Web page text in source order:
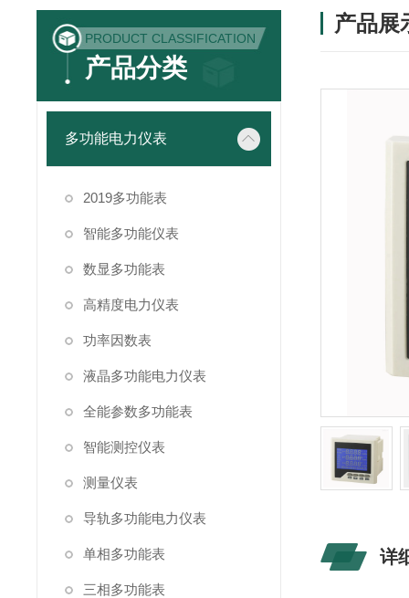
PRODUCT CLASSIFICATION
产品分类
多功能电力仪表
2019多功能表
智能多功能仪表
数显多功能表
高精度电力仪表
功率因数表
液晶多功能电力仪表
全能参数多功能表
智能测控仪表
测量仪表
导轨多功能电力仪表
单相多功能表
三相多功能表
产品展
详